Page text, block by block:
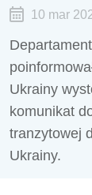
10 mar
Ukrainy
komunikat
tranzytowej
Ukrainy.